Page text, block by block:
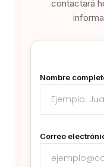
contactará
Nombre
Correo